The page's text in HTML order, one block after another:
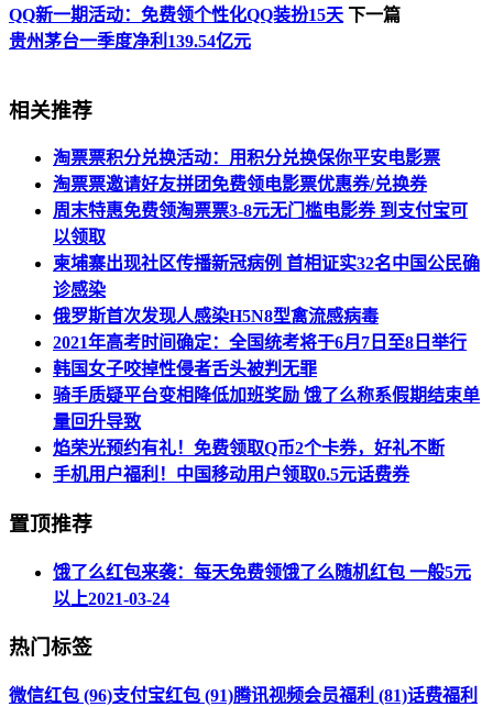
QQ新一期活动：免费领个性化QQ装扮15天 下一篇
贵州茅台一季度净利139.54亿元
相关推荐
淘票票积分兑换活动：用积分兑换保你平安电影票
淘票票邀请好友拼团免费领电影票优惠券/兑换券
周末特惠免费领淘票票3-8元无门槛电影券 到支付宝可
以领取
柬埔寨出现社区传播新冠病例 首相证实32名中国公民确
诊感染
俄罗斯首次发现人感染H5N8型禽流感病毒
2021年高考时间确定：全国统考将于6月7日至8日举行
韩国女子咬掉性侵者舌头被判无罪
骑手质疑平台变相降低加班奖励 饿了么称系假期结束单
量回升导致
焰荣光预约有礼！免费领取Q币2个卡券，好礼不断
手机用户福利！中国移动用户领取0.5元话费券
置顶推荐
饿了么红包来袭：每天免费领饿了么随机红包 一般5元
以上2021-03-24
热门标签
微信红包 (96)支付宝红包 (91)腾讯视频会员福利 (81)话费福利